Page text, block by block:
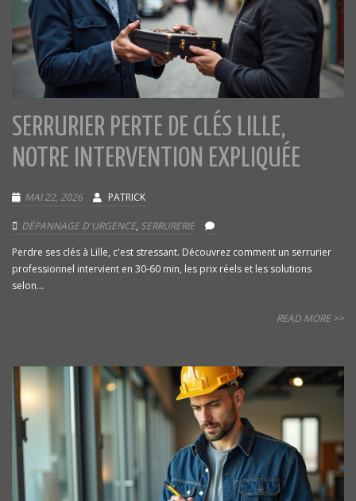
SERRURIER PERTE DE CLÉS LILLE,
NOTRE INTERVENTION EXPLIQUÉE
MAI 22, 2026 PATRICK
DÉPANNAGE D'URGENCE, SERRURERIE
Perdre ses clés à Lille, c'est stressant. Découvrez comment un serrurier
professionnel intervient en 30-60 min, les prix réels et les solutions
selon...
READ MORE >>